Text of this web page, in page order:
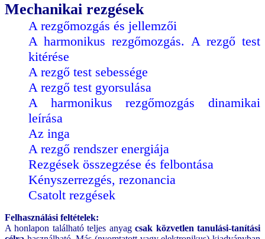
Mechanikai rezgések
A rezgőmozgás és jellemzői
A harmonikus rezgőmozgás. A rezgő test
kitérése
A rezgő test sebessége
A rezgő test gyorsulása
A harmonikus rezgőmozgás dinamikai
leírása
Az inga
A rezgő rendszer energiája
Rezgések összegzése és felbontása
Kényszerrezgés, rezonancia
Csatolt rezgések
Felhasználási feltételek:
A honlapon található teljes anyagcsak közvetlen tanulási-tanítási